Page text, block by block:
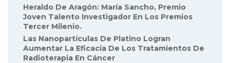
Heraldo De Aragón: María Sancho, Premio
Joven Talento Investigador En Los Premios
Tercer Milenio.
Las Nanopartículas De Platino Logran
Aumentar La Eficacia De Los Tratamientos De
Radioterapia En Cáncer